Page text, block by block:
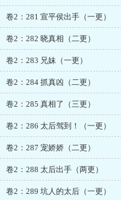
卷2：281 宣平侯出手（一更）
卷2：282 晓真相（二更）
卷2：283 兄妹（一更）
卷2：284 抓真凶（二更）
卷2：285 真相了（三更）
卷2：286 太后驾到！（一更）
卷2：287 宠娇娇（二更）
卷2：288 太后出手（两更）
卷2：289 坑人的太后（一更）